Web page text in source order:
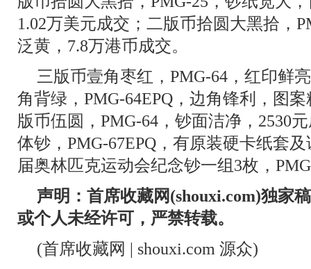
1.02万美元成交；二版币拾圆大黑拾，
泛黄，7.8万港币成交。
三版币壹角枣红，PMG-64，红印鲜
角背绿，PMG-64EPQ，边角锋利，图
版币伍圆，PMG-64，钞面洁净，2530
体钞，PMG-67EPQ，有原装硬卡纸套
届奥林匹克运动会纪念钞一组3枚，
声明：首席收藏网(shouxi.com)独家
或个人未经许可，严禁转载。
(首席收藏网 | shouxi.com 源众)